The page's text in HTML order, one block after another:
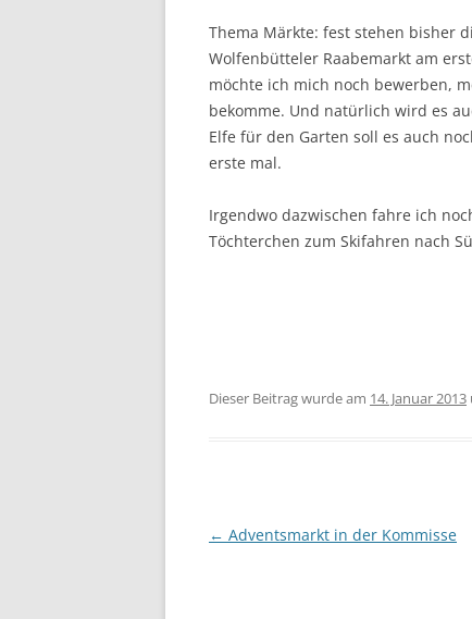
Thema Märkte: fest stehen bisher
Wolfenbütteler Raabemarkt am
möchte ich mich noch bewerben,
bekomme. Und natürlich wird es
Elfe für den Garten soll es auch
erste mal.
Irgendwo dazwischen fahre ich
Töchterchen zum Skifahren nach
Dieser Beitrag wurde am 14. Januar 2013
Beitragsnavigation
← Adventsmarkt in der Kommisse